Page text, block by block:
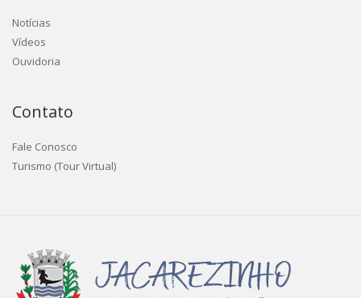
Notícias
Vídeos
Ouvidoria
Contato
Fale Conosco
Turismo (Tour Virtual)